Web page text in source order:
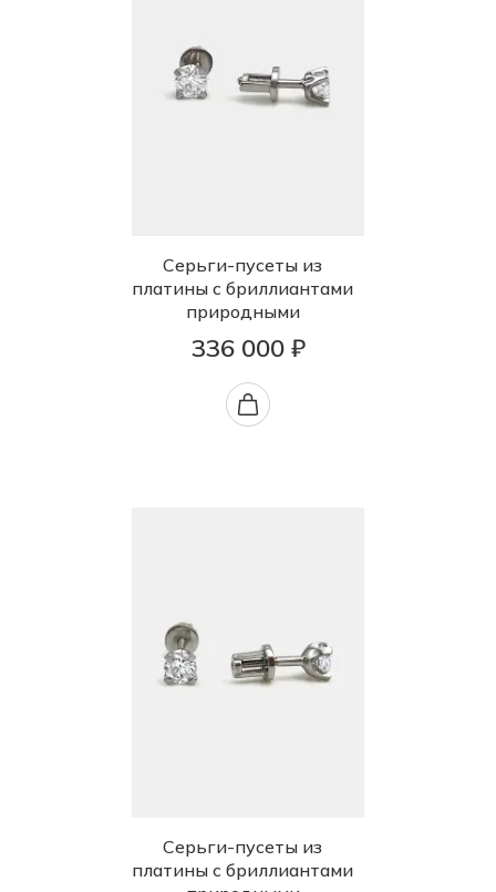
Серьги-пусеты из
платины с бриллиантами
природными
336 000 ₽
Серьги-пусеты из
платины с бриллиантами